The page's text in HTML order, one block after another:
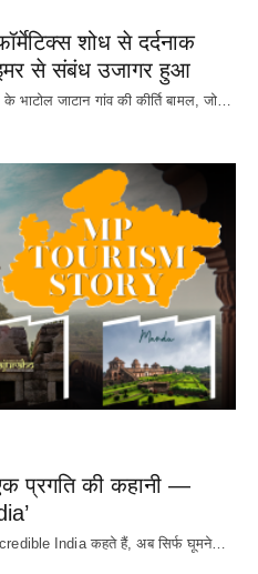
शोध से दर्दनाक
से संबंध उजागर हुआ
के भाटोल जाटान गांव की कीर्ति बामल, जो…
प्रगति की कहानी —
India कहते हैं, अब सिर्फ घूमने…